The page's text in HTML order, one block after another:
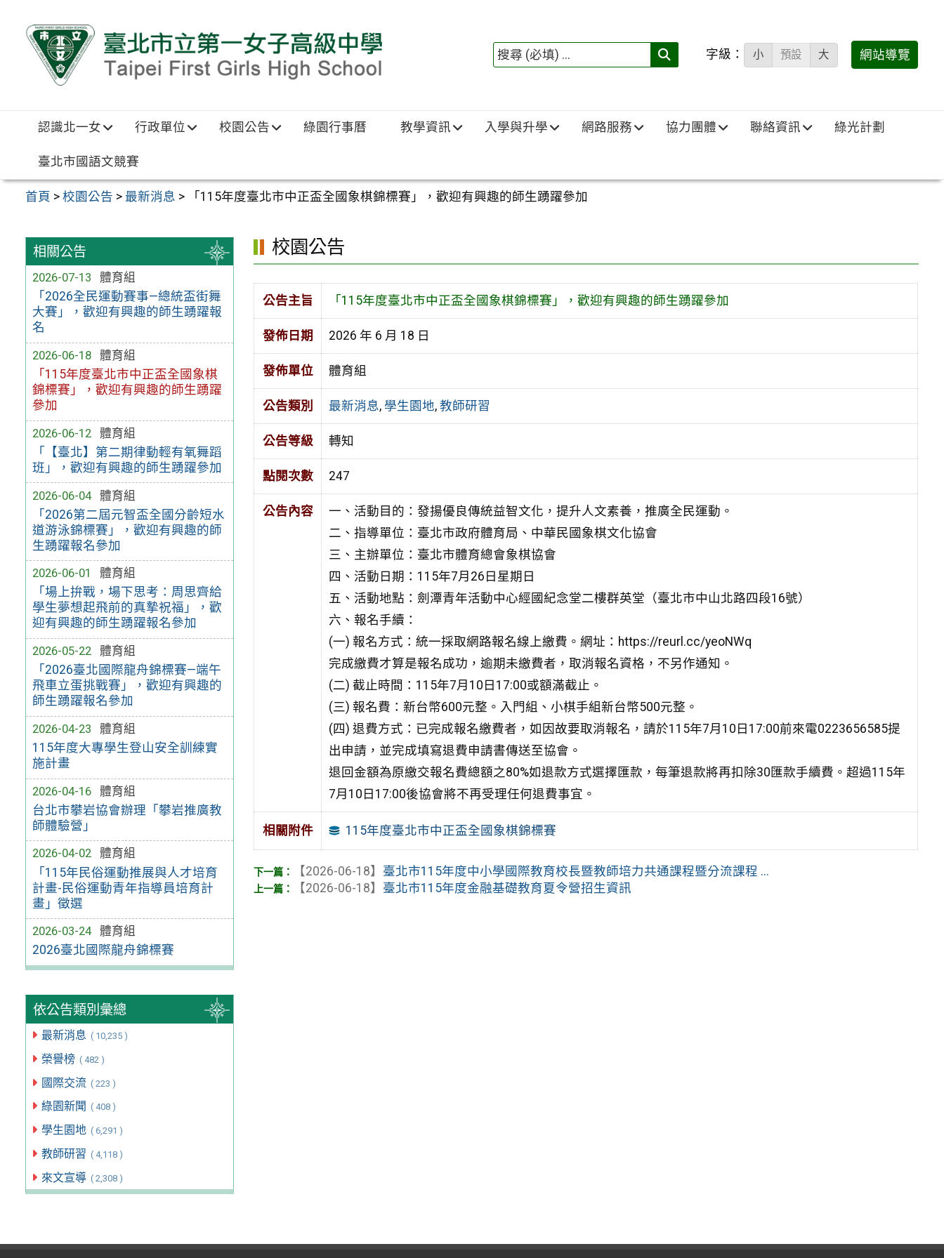
搜
填)：
字級： 小 預設 大 網站導覽
認識北一女 行政單位 校園公告 綠園行事曆 教學資訊 入學與升學 網路服務 協力團體 聯絡資訊 綠光計劃
臺北市國語文競賽
首頁 >校園公告 > 最新消息 > 「115年度臺北市中正盃全國象棋錦標賽」，歡迎有興趣的師生踴躍參加
相關公告
2026-07-13
體育組
「2026全民運動賽事—總統盃街舞
大賽」，歡迎有興趣的師生踴躍報
名
2026-06-18
體育組
「115年度臺北市中正盃全國象棋
錦標賽」，歡迎有興趣的師生踴躍
參加
2026-06-12
體育組
「【臺北】第二期律動輕有氧舞蹈
班」，歡迎有興趣的師生踴躍參加
2026-06-04
體育組
「2026第二屆元智盃全國分齡短水
道游泳錦標賽」，歡迎有興趣的師
生踴躍報名參加
2026-06-01
體育組
「場上拚戰，場下思考：周思齊給
學生夢想起飛前的真摯祝福」，歡
迎有興趣的師生踴躍報名參加
2026-05-22
體育組
「2026臺北國際龍舟錦標賽—端午
飛車立蛋挑戰賽」，歡迎有興趣的
師生踴躍報名參加
2026-04-23
體育組
115年度大專學生登山安全訓練實
施計畫
2026-04-16
體育組
台北市攀岩協會辦理「攀岩推廣教
師體驗營」
2026-04-02
體育組
「115年民俗運動推展與人才培育
計畫-民俗運動青年指導員培育計
畫」徵選
2026-03-24
體育組
2026臺北國際龍舟錦標賽
依公告類別彙總
最新消息 ( 10,235 )
榮譽榜 ( 482 )
國際交流 ( 223 )
綠園新聞 ( 408 )
學生園地 ( 6,291 )
教師研習 ( 4,118 )
來文宣導 ( 2,308 )
校園公告
公告主旨 「115年度臺北市中正盃全國象棋錦標賽」，歡迎有興趣的師生踴躍參加
發佈日期 2026 年 6 月 18 日
發佈單位 體育組
公告類別 最新消息, 學生園地, 教師研習
公告等級 轉知
點閱次數 247
公告內容
一、活動目的：發揚優良傳統益智文化，提升人文素養，推廣全民運動。
二、指導單位：臺北市政府體育局、中華民國象棋文化協會
三、主辦單位：臺北市體育總會象棋協會
四、活動日期：115年7月26日星期日
五、活動地點：劍潭青年活動中心經國紀念堂二樓群英堂（臺北市中山北路四段16號）
六、報名手續：
(一) 報名方式：統一採取網路報名線上繳費。網址：https://reurl.cc/yeoNWq
完成繳費才算是報名成功，逾期未繳費者，取消報名資格，不另作通知。
(二) 截止時間：115年7月10日17:00或額滿截止。
(三) 報名費：新台幣600元整。入門組、小棋手組新台幣500元整。
(四) 退費方式：已完成報名繳費者，如因故要取消報名，請於115年7月10日17:00前來電0223656585提
出申請，並完成填寫退費申請書傳送至協會。
退回金額為原繳交報名費總額之80%如退款方式選擇匯款，每筆退款將再扣除30匯款手續費。超過115年
7月10日17:00後協會將不再受理任何退費事宜。
相關附件 115年度臺北市中正盃全國象棋錦標賽
【2026-06-18】 臺北市115年度中小學國際教育校長暨教師培力共通課程暨分流課程 ...
【2026-06-18】 臺北市115年度金融基礎教育夏令營招生資訊